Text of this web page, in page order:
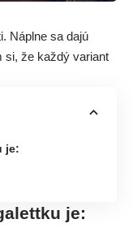
Náplne sa dajú
si, že každý variant
je:
je: